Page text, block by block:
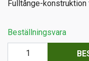
Fulltånge-
Beställningsvara